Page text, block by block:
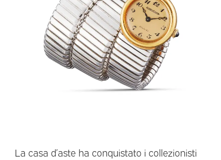
La casa d’aste ha conquistato i collezionisti